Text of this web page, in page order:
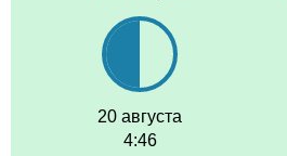
20 августа
4:46